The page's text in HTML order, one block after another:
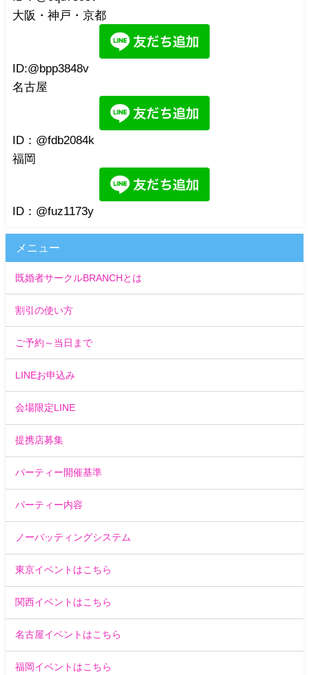
大阪・神戸・京都
ID:@bpp3848v
名古屋
ID：@fdb2084k
福岡
ID：@fuz1173y
メニュー
既婚者サークルBRANCHとは
割引の使い方
ご予約～当日まで
LINEお申込み
会場限定LINE
提携店募集
パーティー開催基準
パーティー内容
ノーバッティングシステム
東京イベントはこちら
関西イベントはこちら
名古屋イベントはこちら
福岡イベントはこちら